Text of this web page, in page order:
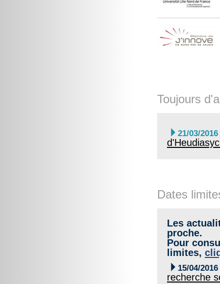
Toujours
 21/03/2016
Dates
Les
proche.
Pour
limites,
 15/04/2016
recherche